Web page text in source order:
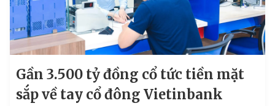
Gần 3.500 tỷ đồng cổ tức tiền mặt
sắp về tay cổ đông Vietinbank